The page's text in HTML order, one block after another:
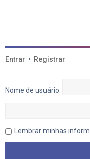
Entrar • Registrar
Nome de usuário:
Lembrar minhas